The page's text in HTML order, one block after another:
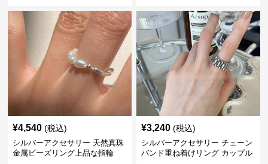
¥4,540 (税込)
シルバーアクセサリー 天然真珠
金属ビーズリング上品な指輪
¥3,240 (税込)
シルバーアクセサリー チェーン
バンド重ね着けリング カップル